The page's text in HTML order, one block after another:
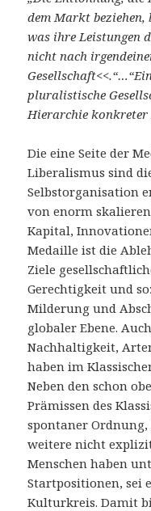
dem Markt beziehen,
was ihre Leistungen
nicht nach
pluralistische
Hierarchie konkreter
Die eine Seite der
Liberalismus sind
Selbstorganisation
von enorm
Kapital,
Medaille ist die
Ziele
Gerechtigkeit und
Milderung und
globaler Ebene.
Nachhaltigkeit,
haben im
Neben den schon
Prämissen des
spontaner
weitere nicht
Menschen haben
Startpositionen, sei
Kulturkreis. Damit